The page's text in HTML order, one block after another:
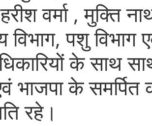
हरीश वर्मा , मुक्ति
विभाग, पशु विभाग
के साथ
भाजपा के समर्पित
रहे।